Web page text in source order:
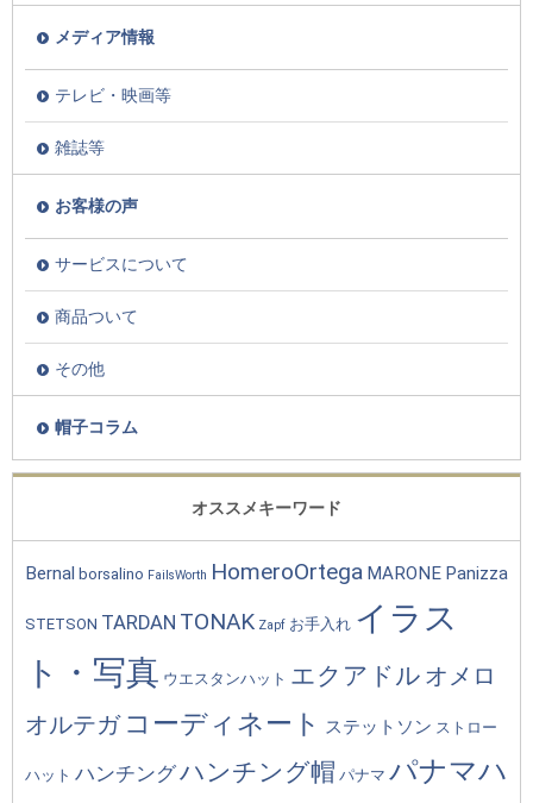
メディア情報
テレビ・映画等
雑誌等
お客様の声
サービスについて
商品ついて
その他
帽子コラム
オススメキーワード
Bernal borsalino FailsWorth HomeroOrtega MARONE Panizza
STETSON TARDAN TONAK Zapf お手入れ イラス
ト・写真 ウエスタンハット エクアドル オメロ
オルテガ コーディネート ステットソン ストロー
ハット ハンチングハンチング帽 パナマ パナマハ